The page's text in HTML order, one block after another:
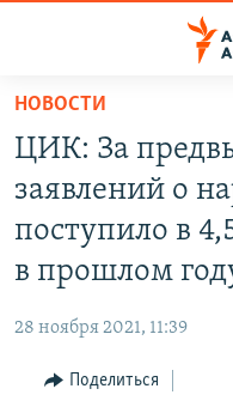
Вернуться
основному
содержанию
главной
Вернутся
поиску
НОВОСТИ
КЫРГЫЗЧА
ЎЗБЕКЧА
ПОДПИШИТЕСЬ НА НАС В
НОВОСТИ
ЦИК: За
заявлений о
поступило в
в прошлом
28 ноября 2021, 11:39
Поделиться